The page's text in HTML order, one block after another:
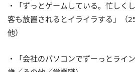
・「ずっとゲームしている。忙しく
客も放置されるとイライラする」（
他）
・「会社のパソコンでずーっとライ